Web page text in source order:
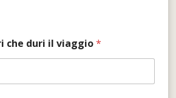
che duri il viaggio*